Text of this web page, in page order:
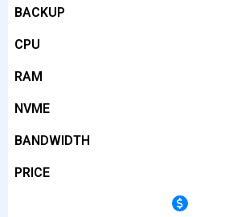
BACKUP
CPU
RAM
NVME
BANDWIDTH
PRICE